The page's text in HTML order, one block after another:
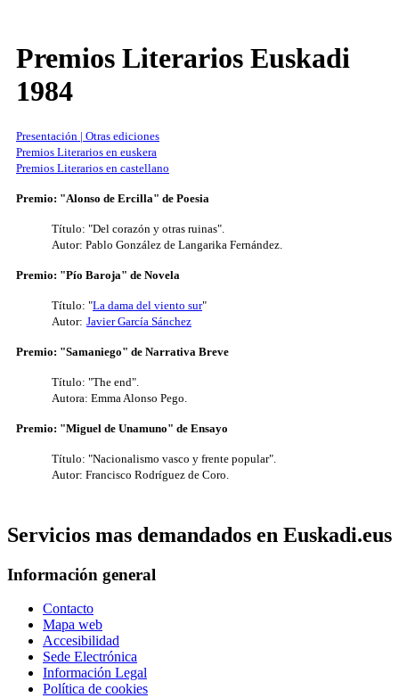
Premios Literarios Euskadi
1984
Presentación | Otras ediciones
Premios Literarios en euskera
Premios Literarios en castellano
Premio: "Alonso de Ercilla" de Poesia
Título: "Del corazón y otras ruinas".
Autor: Pablo González de Langarika Fernández.
Premio: "Pío Baroja" de Novela
Título: "La dama del viento sur"
Autor: Javier García Sánchez
Premio: "Samaniego" de Narrativa Breve
Título: "The end".
Autora: Emma Alonso Pego.
Premio: "Miguel de Unamuno" de Ensayo
Título: "Nacionalismo vasco y frente popular".
Autor: Francisco Rodríguez de Coro.
Servicios mas demandados en Euskadi.eus
Información general
Contacto
Mapa web
Accesibilidad
Sede Electrónica
Información Legal
Política de cookies